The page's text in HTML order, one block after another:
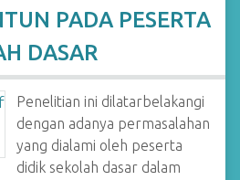
PADA PESERTA
DASAR
Penelitian ini dilatarbelakangi
dengan adanya permasalahan
yang dialami oleh peserta
didik sekolah dasar dalam